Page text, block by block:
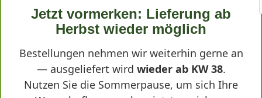
Der Teppich-Wollziest 'Big Ears', botanisch Stachys
bereichert. Diese Sorte, auch als Eselsohr oder Hasenohr
Mit einer Wuchshöhe von bis zu 60 cm und einem
eigentliche Highlight: Sie werden bis zu 25 cm lang, sind
byzantina 'Big Ears'"
Jetzt vormerken: Lieferung ab
Herbst wieder möglich
Bestellungen nehmen wir weiterhin gerne an
— ausgeliefert wird wieder ab KW 38.
Nutzen Sie die Sommerpause, um sich Ihre